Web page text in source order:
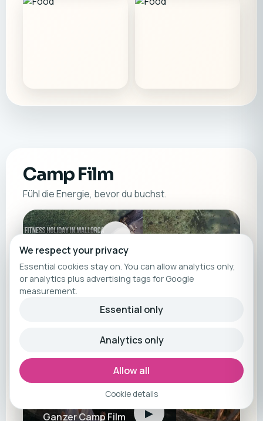
Camp Film
Fühl die Energie, bevor du buchst.
▶
Ganzer Camp Film ▶
We respect your privacy
Essential cookies stay on. You can allow analytics only,
or analytics plus advertising tags for Google
measurement.
Essential only
Analytics only
Allow all
Cookie details